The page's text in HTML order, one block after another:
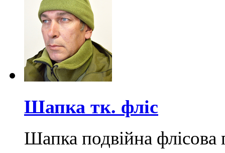
Шапка тк. фліс
Шапка подвійна флісова